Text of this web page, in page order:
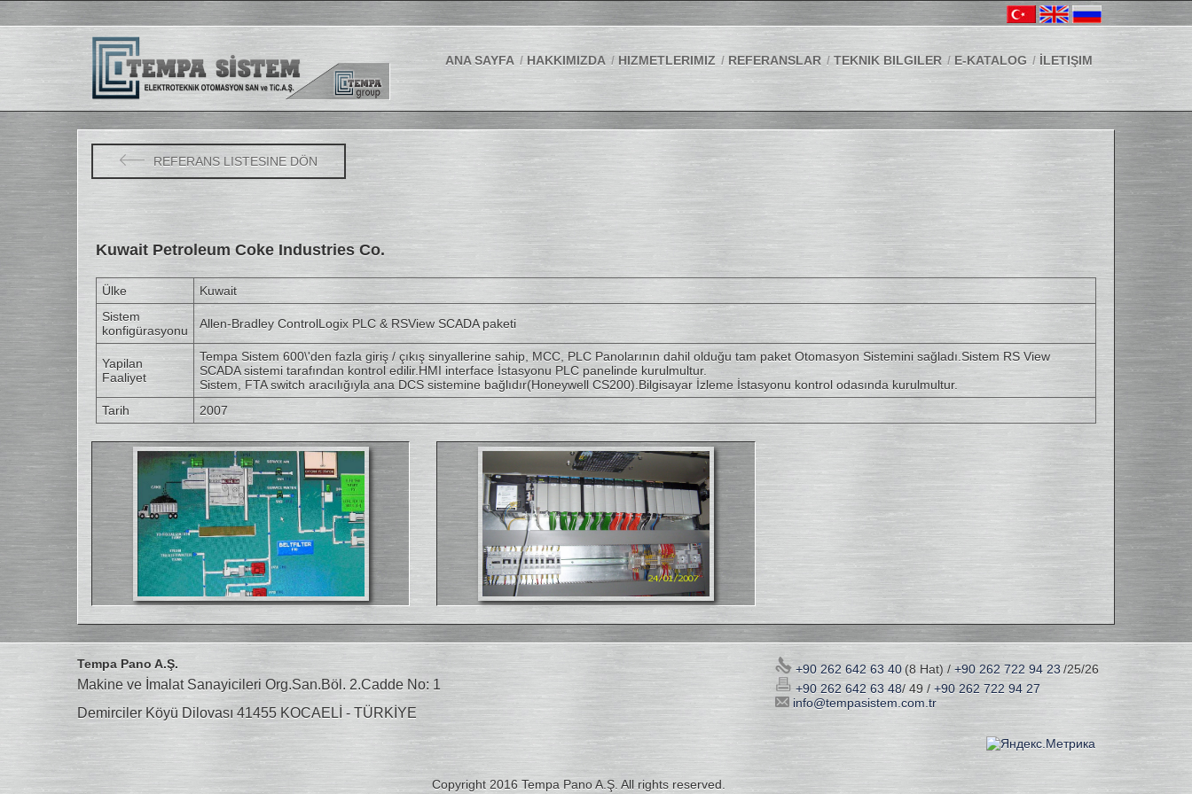
ANA SAYFA HAKKIMIZDA HIZMETLERIMIZ REFERANSLAR TEKNIK BILGILER E-KATALOG İLETIŞIM
REFERANS LISTESINE DÖN
Kuwait Petroleum Coke Industries Co.
Ülke
Kuwait
Sistem
konfigürasyonu
Allen-Bradley ControlLogix PLC & RSView SCADA paketi
Yapilan
Faaliyet
Tempa Sistem 600\'den fazla giriş / çıkış sinyallerine sahip, MCC, PLC Panolarının dahil olduğu tam paket Otomasyon Sistemini sağladı.Sistem RS View
SCADA sistemi tarafından kontrol edilir.HMI interface İstasyonu PLC panelinde kurulmultur.
Sistem, FTA switch aracılığıyla ana DCS sistemine bağlıdır(Honeywell CS200).Bilgisayar İzleme İstasyonu kontrol odasında kurulmultur.
Tarih
2007
Tempa Pano A.Ş.
Makine ve İmalat Sanayicileri Org.San.Böl. 2.Cadde No: 1
Demirciler Köyü Dilovası 41455 KOCAELİ - TÜRKİYE
+90 262 642 63 40 (8 Hat) / +90 262 722 94 23 /25/26
+90 262 642 63 48/ 49 / +90 262 722 94 27
info@tempasistem.com.tr
Copyright 2016 Tempa Pano A.Ş. All rights reserved.